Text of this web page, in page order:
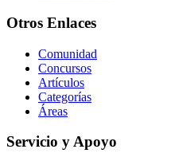
Otros Enlaces
Comunidad
Concursos
Artículos
Categorías
Áreas
Servicio y Apoyo